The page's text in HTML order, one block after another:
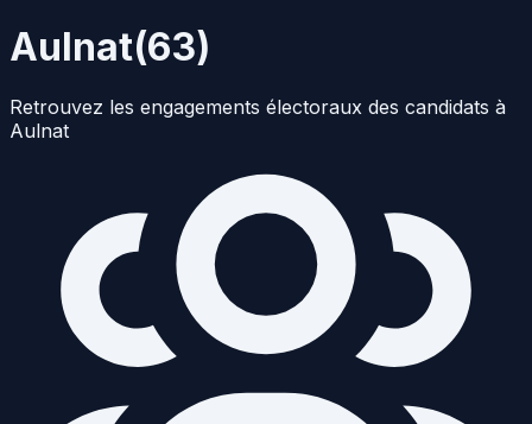
Aulnat(63)
Retrouvez les engagements électoraux des candidats à
Aulnat